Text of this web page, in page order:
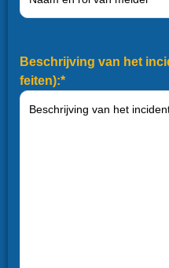
Beschrijving van het
feiten):*